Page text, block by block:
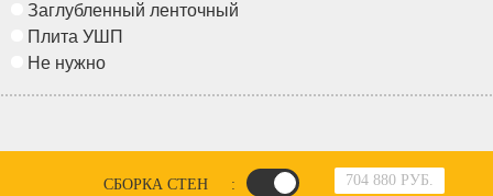
Заглубленный ленточный
Плита УШП
Не нужно
704 880 РУБ.
СБОРКА СТЕН :